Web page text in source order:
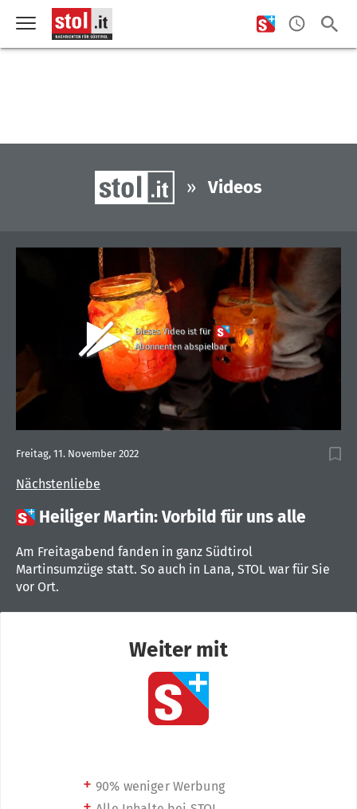
» Videos
Dieses Video ist für
Abonnenten abspielbar
Nächstenliebe
Freitag, 11. November 2022
 Heiliger Martin: Vorbild für uns alle
Am Freitagabend fanden in ganz Südtirol
Martinsumzüge statt. So auch in Lana, STOL war für Sie
vor Ort.